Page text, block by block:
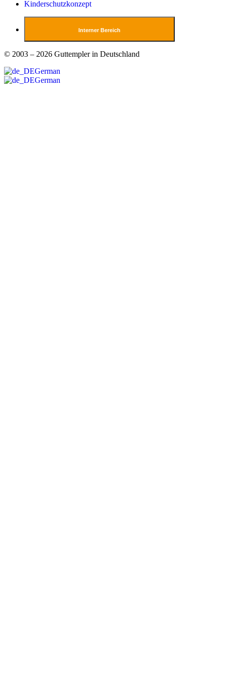
Kinderschutzkonzept
Interner Bereich
© 2003 – 2026 Guttempler in Deutschland
German
German